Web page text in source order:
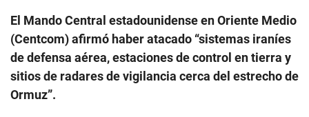
El Mando Central estadounidense en Oriente Medio
(Centcom) afirmó haber atacado “sistemas iraníes
de defensa aérea, estaciones de control en tierra y
sitios de radares de vigilancia cerca del estrecho de
Ormuz”.